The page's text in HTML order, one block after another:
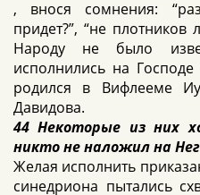
, внося сомнения:
придет?”, “не
Народу не было
исполнились на
родился в Вифлееме
Давидова.
44 Некоторые из них
никто не наложил на
Желая исполнить
синедриона пытались